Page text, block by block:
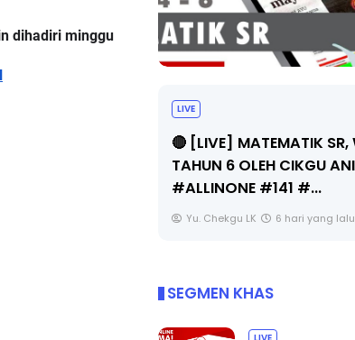
dihadiri minggu
🔴 [LIVE] MATEMATIK SR, WANG
TAHUN 6 OLEH CIKGU ANITA
#ALLINONE #141 #...
Yu. Chekgu LK 6 hari yang lalu
SEGMEN KHAS
LIVE